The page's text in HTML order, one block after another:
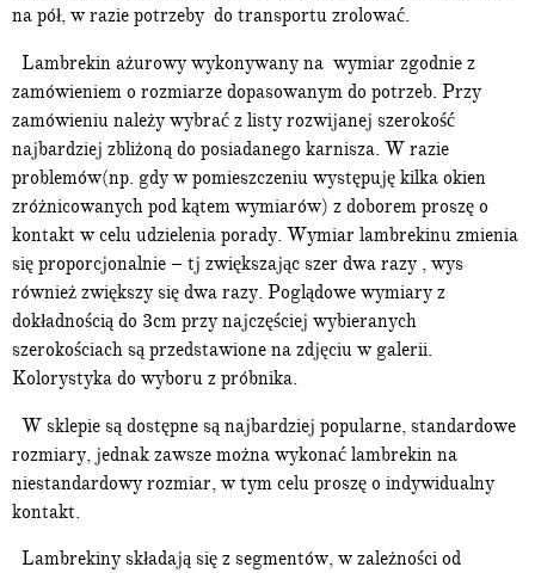
na pół, w razie potrzeby do transportu zrolować.
Lambrekin ażurowy wykonywany na wymiar zgodnie z
zamówieniem o rozmiarze dopasowanym do potrzeb. Przy
zamówieniu należy wybrać z listy rozwijanej szerokość
najbardziej zbliżoną do posiadanego karnisza. W razie
problemów(np. gdy w pomieszczeniu występuję kilka okien
zróżnicowanych pod kątem wymiarów) z doborem proszę o
kontakt w celu udzielenia porady. Wymiar lambrekinu zmienia
się proporcjonalnie – tj zwiększając szer dwa razy , wys
również zwiększy się dwa razy. Poglądowe wymiary z
dokładnością do 3cm przy najczęściej wybieranych
szerokościach są przedstawione na zdjęciu w galerii.
Kolorystyka do wyboru z próbnika.
W sklepie są dostępne są najbardziej popularne, standardowe
rozmiary, jednak zawsze można wykonać lambrekin na
niestandardowy rozmiar, w tym celu proszę o indywidualny
kontakt.
Lambrekiny składają się z segmentów, w zależności od